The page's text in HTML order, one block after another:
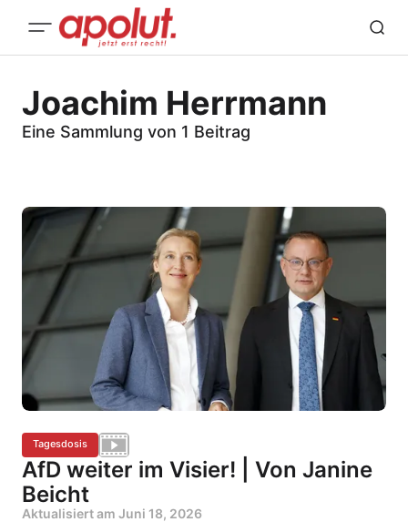
Joachim Herrmann
Eine Sammlung von 1 Beitrag
Tagesdosis
AfD weiter im Visier! | Von Janine
Beicht
Aktualisiert am Juni 18, 2026